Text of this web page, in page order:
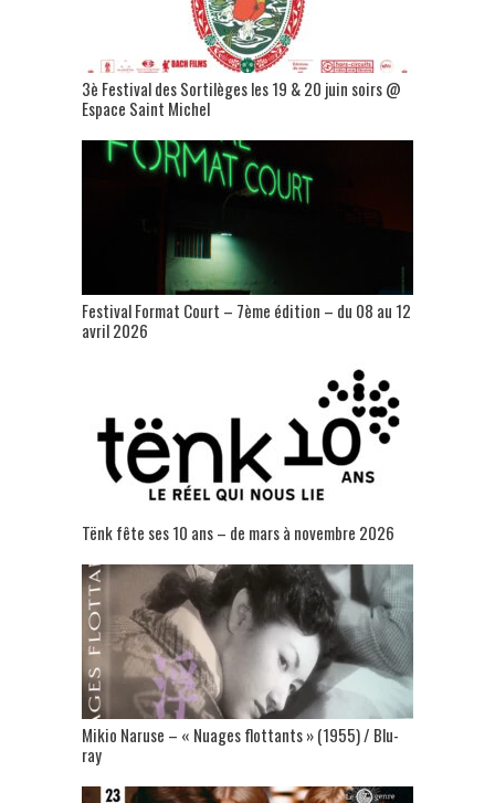
3è Festival des Sortilèges les 19 & 20 juin soirs @
Espace Saint Michel
Festival Format Court – 7ème édition – du 08 au 12
avril 2026
Tënk fête ses 10 ans – de mars à novembre 2026
Mikio Naruse – « Nuages flottants » (1955) / Blu-
ray